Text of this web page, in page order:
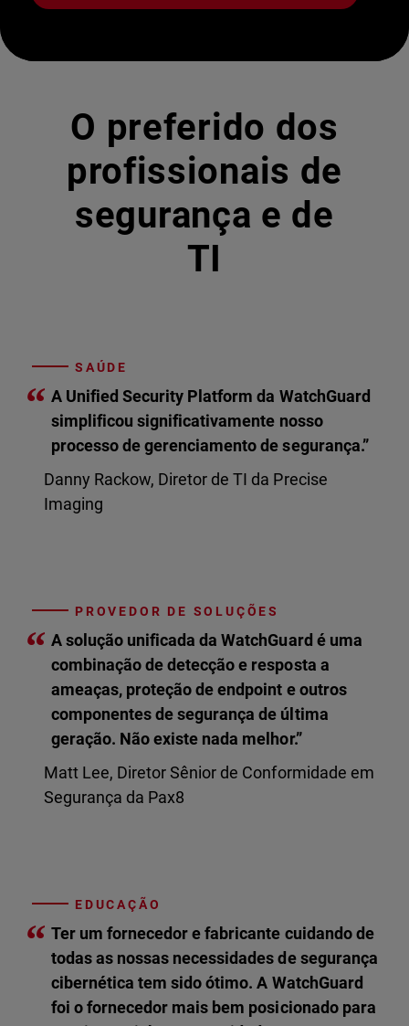
O preferido dos
profissionais de
segurança e de
TI
SAÚDE
“ A Unified Security Platform da WatchGuard
simplificou significativamente nosso
processo de gerenciamento de segurança.”
Danny Rackow, Diretor de TI da Precise
Imaging
PROVEDOR DE SOLUÇÕES
“ A solução unificada da WatchGuard é uma
combinação de detecção e resposta a
ameaças, proteção de endpoint e outros
componentes de segurança de última
geração. Não existe nada melhor.”
Matt Lee, Diretor Sênior de Conformidade em
Segurança da Pax8
EDUCAÇÃO
“ Ter um fornecedor e fabricante cuidando de
todas as nossas necessidades de segurança
cibernética tem sido ótimo. A WatchGuard
foi o fornecedor mais bem posicionado para